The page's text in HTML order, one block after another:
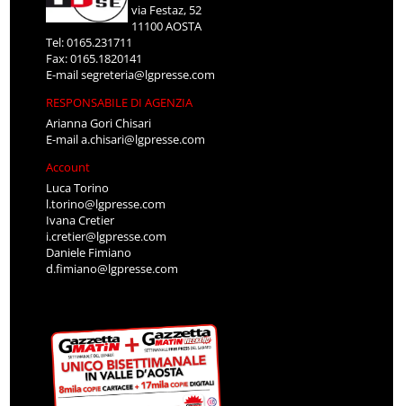
via Festaz, 52
11100 AOSTA
Tel: 0165.231711
Fax: 0165.1820141
E-mailsegreteria@lgpresse.com
RESPONSABILE DI AGENZIA
Arianna Gori Chisari
E-maila.chisari@lgpresse.com
Account
Luca Torino
l.torino@lgpresse.com
Ivana Cretier
i.cretier@lgpresse.com
Daniele Fimiano
d.fimiano@lgpresse.com